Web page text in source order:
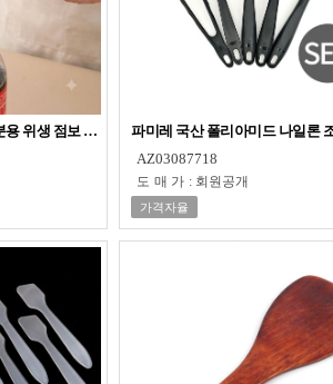
위생 점보 투명 깔때기파미레 국산 폴리아미드 나일론
AZ03087718
도매가 : 회원공개
가격자율